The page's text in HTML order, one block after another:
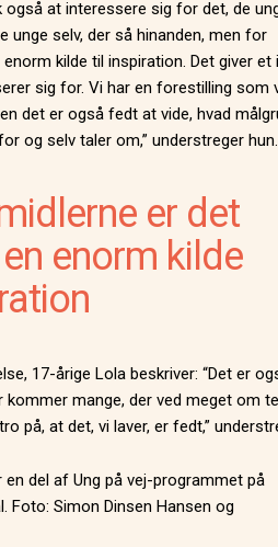
at interessere sig for det, de
unge selv, der så hinanden, men for
kilde til inspiration. Det giver et
sig for. Vi har en forestilling som
det er også fedt at vide, hvad
og selv taler om,” understreger hun.
er det
enorm kilde
17-årige Lola beskriver: “Det er
mange, der ved meget om
på, at det, vi laver, er fedt,”